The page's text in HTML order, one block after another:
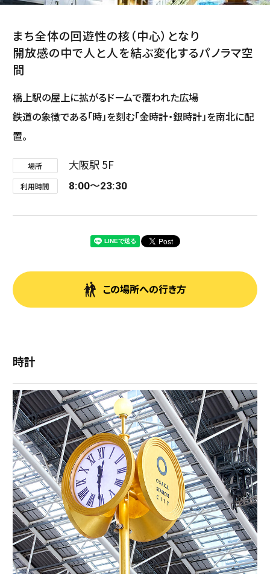
まち全体の回遊性の核（中心）となり
開放感の中で人と人を結ぶ変化するパノラマ空
間
橋上駅の屋上に拡がるドームで覆われた広場
鉄道の象徴である「時」を刻む「金時計・銀時計」を南北に配
置。
場所 大阪駅 5F
利用時間 8:00〜23:30
この場所への行き方
時計